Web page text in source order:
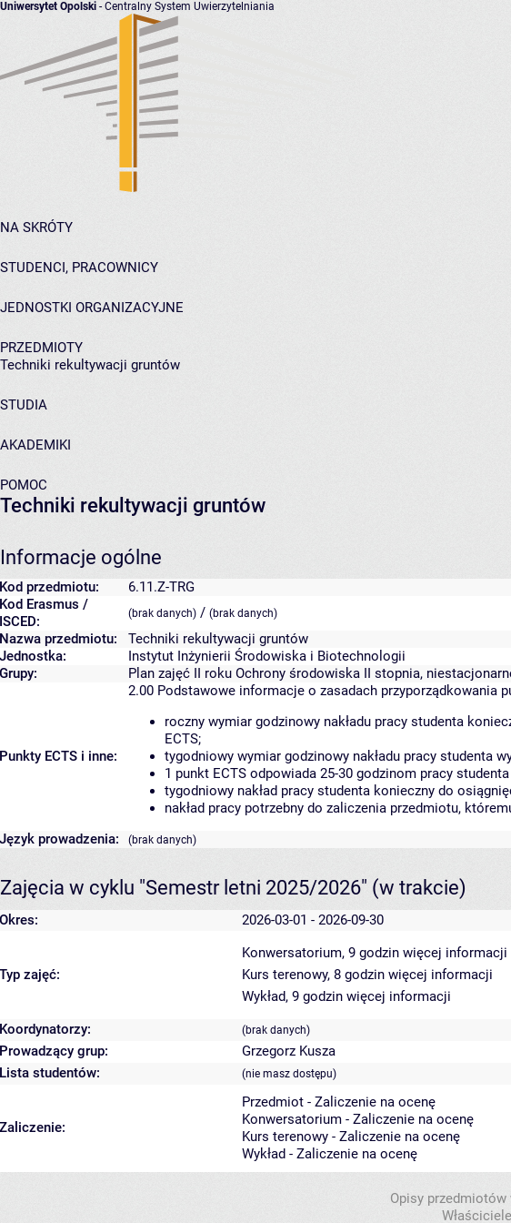
Uniwersytet Opolski - Centralny System Uwierzytelniania
NA SKRÓTY
STUDENCI, PRACOWNICY
JEDNOSTKI ORGANIZACYJNE
PRZEDMIOTY
Techniki rekultywacji gruntów
STUDIA
AKADEMIKI
POMOC
Techniki rekultywacji gruntów
Informacje ogólne
Kod przedmiotu:
6.11.Z-TRG
Kod Erasmus /
ISCED:
(brak danych) / (brak danych)
Nazwa przedmiotu:
Techniki rekultywacji gruntów
Jednostka:
Instytut Inżynierii Środowiska i Biotechnologii
Grupy:
Plan zajęć II roku Ochrony środowiska II stopnia,
Punkty ECTS i inne:
2.00 Podstawowe informacje o zasadach przyporządkowania
roczny wymiar godzinowy nakładu pracy studenta
ECTS;
tygodniowy wymiar godzinowy nakładu pracy studenta
1 punkt ECTS odpowiada 25-30 godzinom pracy
tygodniowy nakład pracy studenta konieczny do
nakład pracy potrzebny do zaliczenia przedmiotu,
Język prowadzenia:
(brak danych)
Zajęcia w cyklu "Semestr letni 2025/2026" (w trakcie)
Okres: 2026-03-01 - 2026-09-30
Typ zajęć:
Konwersatorium, 9 godzin więcej informacji
Kurs terenowy, 8 godzin więcej informacji
Wykład, 9 godzin więcej informacji
Koordynatorzy:
(brak danych)
Prowadzący grup:
Grzegorz Kusza
Lista studentów:
(nie masz dostępu)
Zaliczenie:
Przedmiot - Zaliczenie na ocenę
Konwersatorium - Zaliczenie na ocenę
Kurs terenowy - Zaliczenie na ocenę
Wykład - Zaliczenie na ocenę
Opisy przedmiotów